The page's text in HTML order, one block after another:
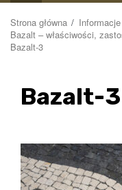
główne
Strona główna
Informacje
Bazalt – właściwości,
Bazalt-3
Bazalt-3